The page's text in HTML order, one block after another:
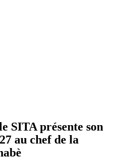
SITA présente son
au chef de la